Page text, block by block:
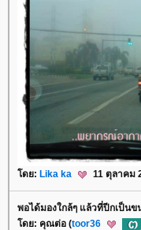
ดย: Lika ka 11 ตุลาคม
พอได้มองใกล้ๆ แล้วที่ปีกเป็น
ดย: คุณต่อ (toor36